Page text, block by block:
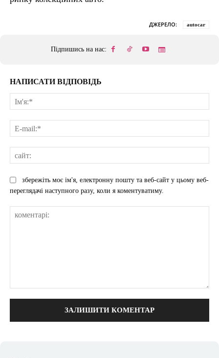
ДЖЕРЕЛО: autocar
Підпишись на нас:
НАПИСАТИ ВІДПОВІДЬ
збережіть моє ім'я, електронну пошту та веб-сайт у цьому веб-
переглядачі наступного разу, коли я коментуватиму.